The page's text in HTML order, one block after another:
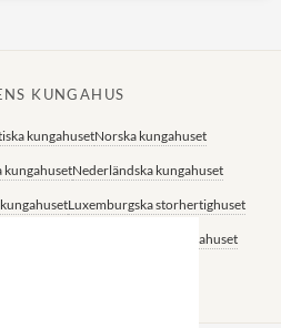
KUNGAHUS
kungahusetNorska kungahuset
kungahusetNederländska kungahuset
Luxemburgska storhertighuset
Marockanska kungahuset